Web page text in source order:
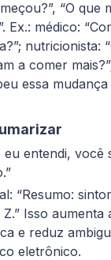
“O que
Ex.: médico:
nutricionista:
a comer
essa
eu entendi, você
“Resumo:
Isso aumenta
e reduz
eletrônico.